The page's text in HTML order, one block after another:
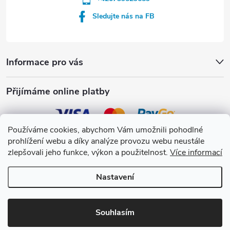
Používáme cookies, abychom Vám umožnili pohodlné
prohlížení webu a díky analýze provozu webu neustále
zlepšovali jeho funkce, výkon a použitelnost. Více informací
Nastavení
Souhlasím
Informace pro vás
Přijímáme online platby
Sledujte nás na FB
Crystalpool s.r.o.
Copyright 2026Crystalpool e-shop. Všechna práva vyhrazena.Upravit
nastavení cookies